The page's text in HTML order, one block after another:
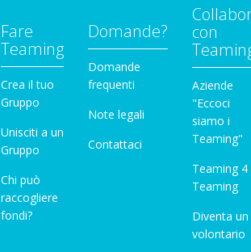
Fare
Teaming
Crea il tuo
Gruppo
Unisciti a un
Gruppo
Chi può
raccogliere
fondi?
Domande?
Domande
frequenti
Note legali
Contattaci
con
Aziende
"Eccoci
siamo i
Teaming"
Teaming 4
Teaming
Diventa un
volontario